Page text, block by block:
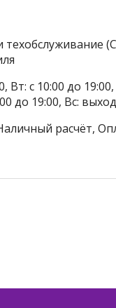
техобслуживание
с 10:00 до
до 19:00, Вс:
расчёт,